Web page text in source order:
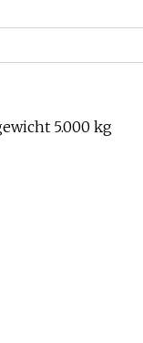
5.000 kg